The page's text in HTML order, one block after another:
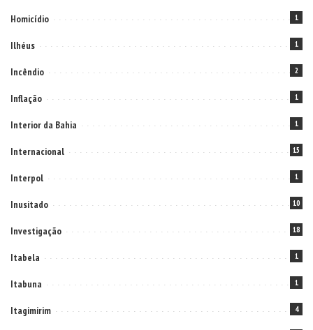
Homicídio 1
Ilhéus 1
Incêndio 2
Inflação 1
Interior da Bahia 1
Internacional 15
Interpol 1
Inusitado 10
Investigação 18
Itabela 1
Itabuna 1
Itagimirim 4